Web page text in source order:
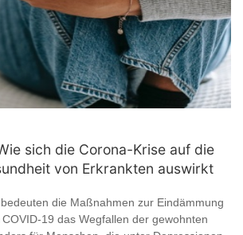
sich die Corona-Krise auf die
von Erkrankten auswirkt
die Maßnahmen zur Eindämmung
19 das Wegfallen der gewohnten